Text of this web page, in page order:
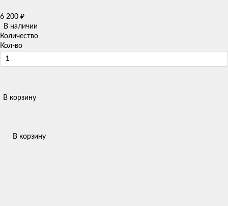
6 200 ₽
В наличии
Количество
Кол-во
В корзину
В корзину